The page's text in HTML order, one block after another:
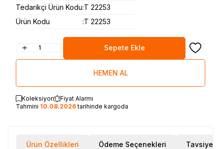
Tedarikçi Ürün Kodu:T 22253
Ürün Kodu
:T 22253
Sepete Ekle Favoriye
HEMEN AL
Koleksiyon
Fiyat Alarmı
Tahmini 10.08.2026tarihinde kargoda
Ürün Özellikleri Ödeme Seçenekleri Tavsiye Et